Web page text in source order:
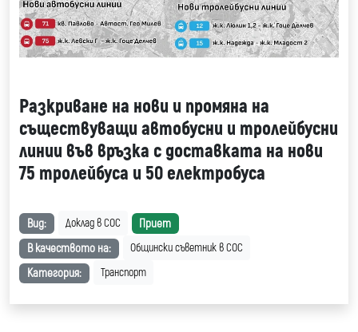
Разкриване на нови и промяна на
съществуващи автобусни и тролейбусни
линии във връзка с доставката на нови
75 тролейбуса и 50 електробуса
Вид: Доклад в СОС
Приет
В качеството на:
Общински съветник в СОС
Категория: Транспорт